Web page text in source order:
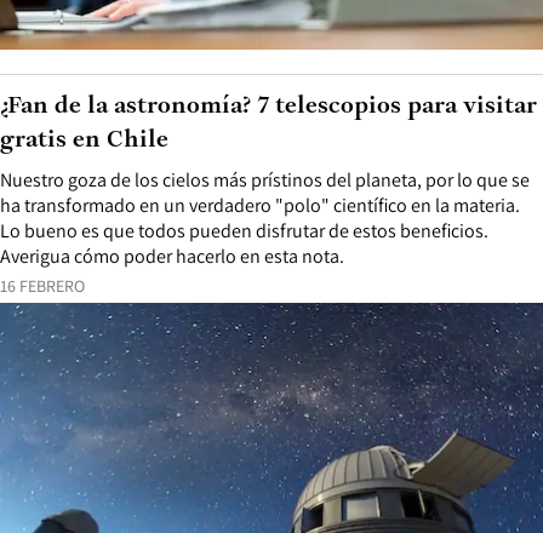
16 FEBRERO
Nuestro goza de los cielos más prístinos del planeta, por lo que se
ha transformado en un verdadero "polo" científico en la materia.
Lo bueno es que todos pueden disfrutar de estos beneficios.
Averigua cómo poder hacerlo en esta nota.
¿Fan de la astronomía? 7 telescopios para visitar
gratis en Chile